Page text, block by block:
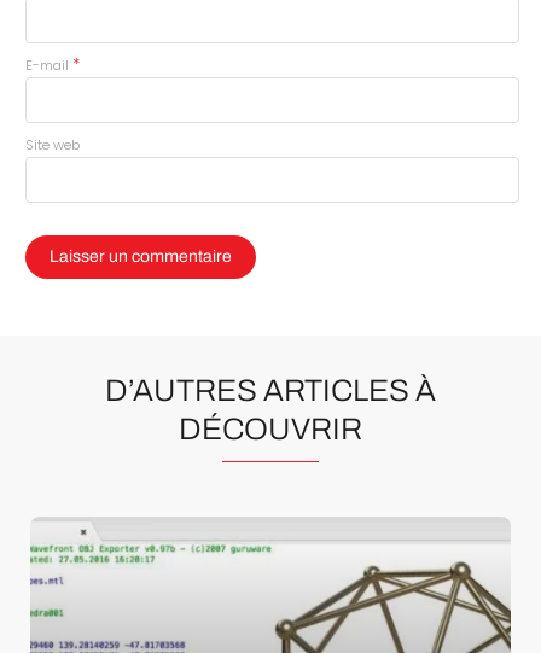
E-mail *
Site web
D’AUTRES ARTICLES À
DÉCOUVRIR